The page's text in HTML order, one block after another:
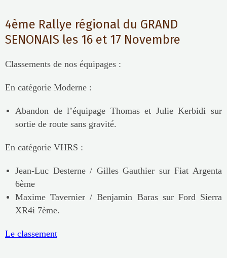
4ème Rallye régional du GRAND
SENONAIS les 16 et 17 Novembre
Classements de nos équipages :
En catégorie Moderne :
Abandon de l’équipage Thomas et Julie Kerbidi sur
sortie de route sans gravité.
En catégorie VHRS :
Jean-Luc Desterne / Gilles Gauthier sur Fiat Argenta
6ème
Maxime Tavernier / Benjamin Baras sur Ford Sierra
XR4i 7ème.
Le classement